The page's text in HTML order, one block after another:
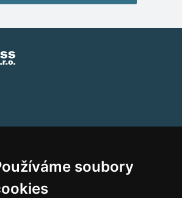
soubory
Itálie - Dolomity